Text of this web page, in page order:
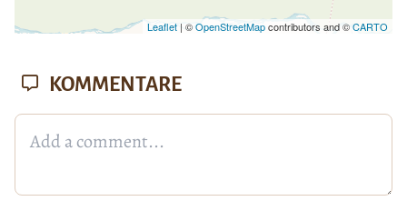
Leaflet| ©OpenStreetMapcontributors and ©CARTO
KOMMENTARE